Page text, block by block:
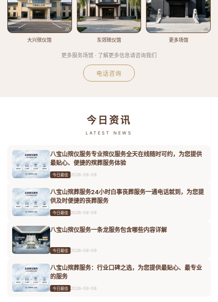
大兴殡仪馆 东郊殡仪馆 更多场馆
更多服务场馆 · 了解更多信息请咨询我们
电话咨询
今日资讯
LATEST NEWS
八宝山殡仪服务专业殡仪服务全天在线随时可约，为您提供
最贴心、便捷的殡葬服务体验
今日最佳 2026-08-09
八宝山殡葬服务24小时白事丧葬服务一通电话就到，为您提
供及时便捷的丧葬服务
今日最佳 2026-08-09
八宝山殡仪服务一条龙服务包含哪些内容详解
今日最佳 2026-08-09
八宝山殡葬服务：行业口碑之选，为您提供最贴心、最专业
的服务
今日最佳 2026-08-08